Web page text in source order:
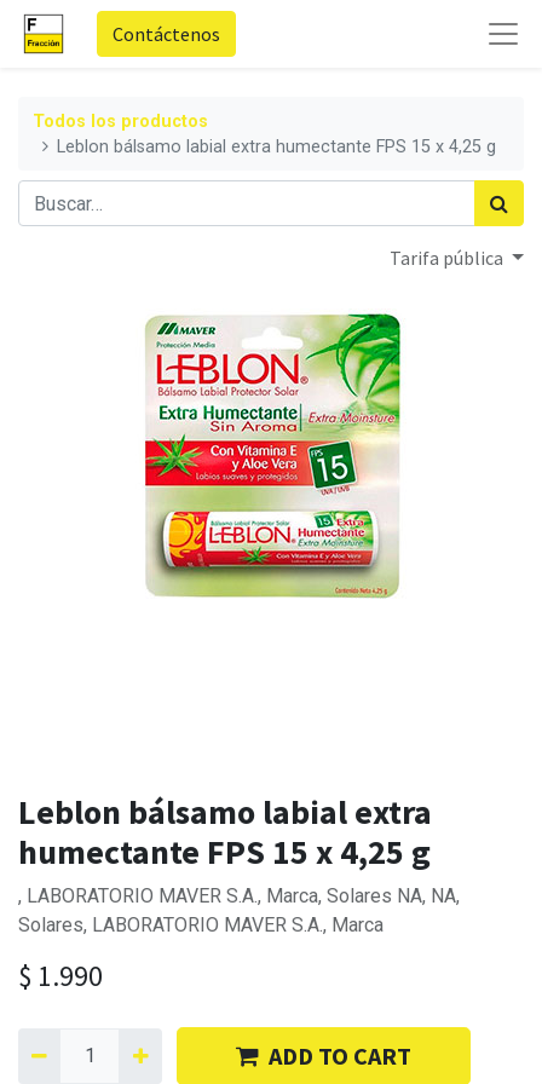
Contáctenos
Todos los productos
Leblon bálsamo labial extra humectante FPS 15 x 4,25 g
Tarifa pública
Leblon bálsamo labial extra
humectante FPS 15 x 4,25 g
, LABORATORIO MAVER S.A., Marca, Solares NA, NA,
Solares, LABORATORIO MAVER S.A., Marca
$ 1.990
ADD TO CART